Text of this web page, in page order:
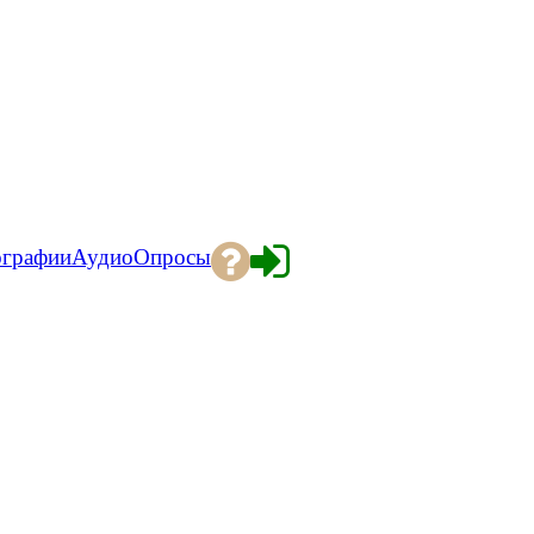
АудиоОпросы